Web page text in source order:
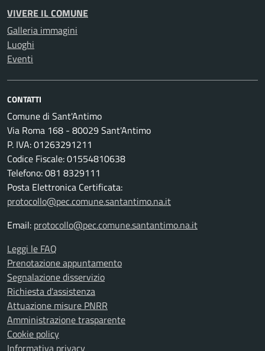
VIVERE IL COMUNE
Galleria immagini
Luoghi
Eventi
CONTATTI
Comune di Sant'Antimo
Via Roma 168 - 80029 Sant'Antimo
P. IVA: 01263291211
Codice Fiscale: 01554810638
Telefono: 081 8329111
Posta Elettronica Certificata:
protocollo@pec.comune.santantimo.na.it
Email: protocollo@pec.comune.santantimo.na.it
Leggi le FAQ
Prenotazione appuntamento
Segnalazione disservizio
Richiesta d'assistenza
Attuazione misure PNRR
Amministrazione trasparente
Cookie policy
Informativa privacy